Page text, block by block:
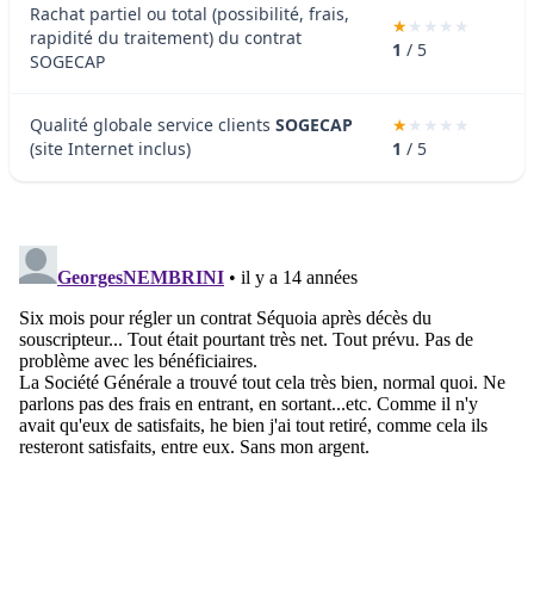
Rachat partiel ou total (possibilité, frais,
rapidité du traitement) du contrat
SOGECAP
1 / 5
Qualité globale service clients SOGECAP
(site Internet inclus)
1 / 5